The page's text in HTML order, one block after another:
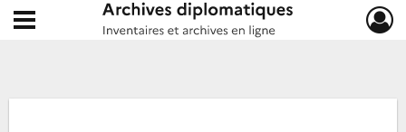
Archives diplomatiques
Ouvrir le menu déroulant